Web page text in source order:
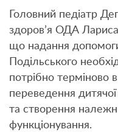
Головний педіатр
здоров’я ОДА
що надання
Подільського
потрібно терміново
переведення дитячої
та створення
функціонування.